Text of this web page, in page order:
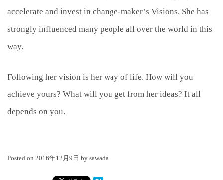
accelerate and invest in change-maker’s Visions. She has
strongly influenced many people all over the world in this
way.
Following her vision is her way of life. How will you
achieve yours? What will you get from her ideas? It all
depends on you.
Posted on 2016年12月9日 by sawada